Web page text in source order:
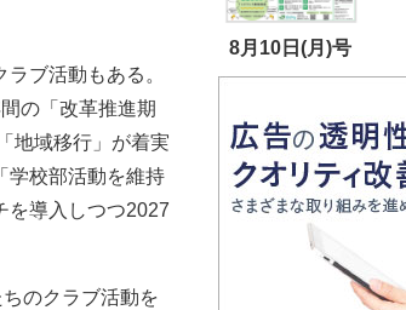
ブ活動もある。
の「改革推進期
地域移行」が着実
学校部活動を維持
を導入しつつ2027
のクラブ活動を
8月10日(月)号